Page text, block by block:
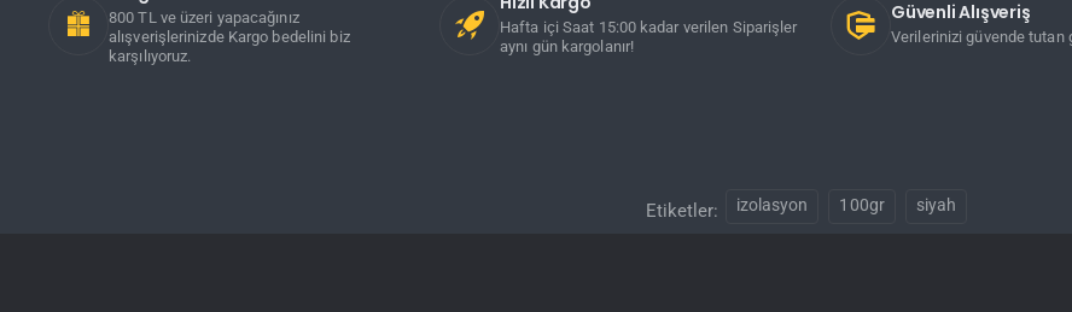
800 TL ve üzeri yapacağınız
alışverişlerinizde Kargo bedelini biz
karşılıyoruz.
Hafta içi Saat 15:00 kadar verilen Siparişler
aynı gün kargolanır!
Güvenli Alışveriş
Verilerinizi güvende tutan
Etiketler: izolasyon 100gr siyah